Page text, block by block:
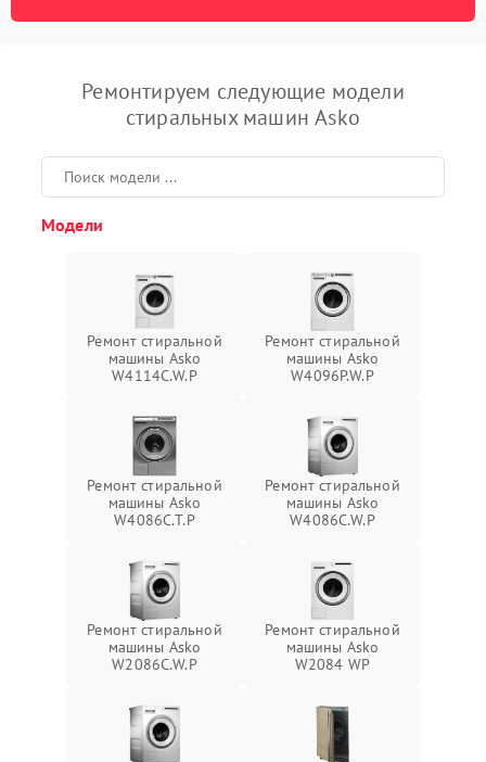
Ремонтируем следующие модели
стиральных машин Asko
Модели
Ремонт стиральной
машины Asko
W4114C.W.P
Ремонт стиральной
машины Asko
W4096P.W.P
Ремонт стиральной
машины Asko
W4086C.T.P
Ремонт стиральной
машины Asko
W4086C.W.P
Ремонт стиральной
машины Asko
W2086C.W.P
Ремонт стиральной
машины Asko
W2084 WP